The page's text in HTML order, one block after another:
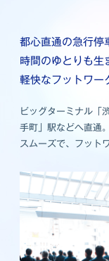
都心直通の急行停
時間のゆとりも生
軽快なフットワー
ビッグターミナル「
手町」駅などへ直通
スムーズで、フット